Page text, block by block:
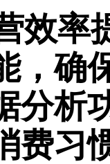
效率
，确
分析
费习